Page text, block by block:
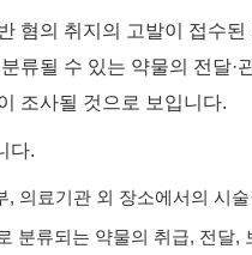
혐의 취지의 고발이 접수
류될 수 있는 약물의 전달
조사될 것으로 보입니다.
다.
의료기관 외 장소에서의 시술
분류되는 약물의 취급, 전달,